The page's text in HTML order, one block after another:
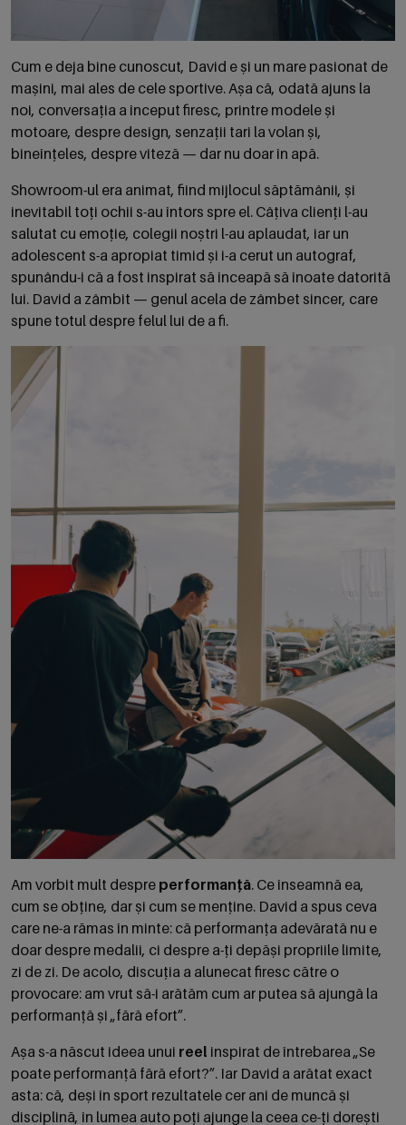
Cum e deja bine cunoscut, David e și un mare pasionat de
mașini, mai ales de cele sportive. Așa că, odată ajuns la
noi, conversația a început firesc, printre modele și
motoare, despre design, senzații tari la volan și,
bineînțeles, despre viteză — dar nu doar în apă.
Showroom-ul era animat, fiind mijlocul săptămânii, și
inevitabil toți ochii s-au întors spre el. Câțiva clienți l-au
salutat cu emoție, colegii noștri l-au aplaudat, iar un
adolescent s-a apropiat timid și i-a cerut un autograf,
spunându-i că a fost inspirat să înceapă să înoate datorită
lui. David a zâmbit — genul acela de zâmbet sincer, care
spune totul despre felul lui de a fi.
Am vorbit mult despre performanță. Ce înseamnă ea,
cum se obține, dar și cum se menține. David a spus ceva
care ne-a rămas în minte: că performanța adevărată nu e
doar despre medalii, ci despre a-ți depăși propriile limite,
zi de zi. De acolo, discuția a alunecat firesc către o
provocare: am vrut să-i arătăm cum ar putea să ajungă la
performanță și „fără efort”.
Așa s-a născut ideea unui reel inspirat de întrebarea „Se
poate performanță fără efort?”. Iar David a arătat exact
asta: că, deși în sport rezultatele cer ani de muncă și
disciplină, în lumea auto poți ajunge la ceea ce-ți dorești